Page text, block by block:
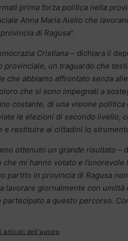
prima forza politica nella
Anna Maria Aiello che
di Ragusa“.
Cristiana – dichiara il
provinciale, un traguardo che
che abbiamo affrontato senza
che si sono impegnati a
costante, di una visione
le elezioni di secondo livello,
e restituire ai cittadini lo
ottenuto un grande risultato –
che mi hanno votato e
partito in provincia di Ragusa
lavorare giornalmente con
partecipato a questo percorso.
articoli dell'autore